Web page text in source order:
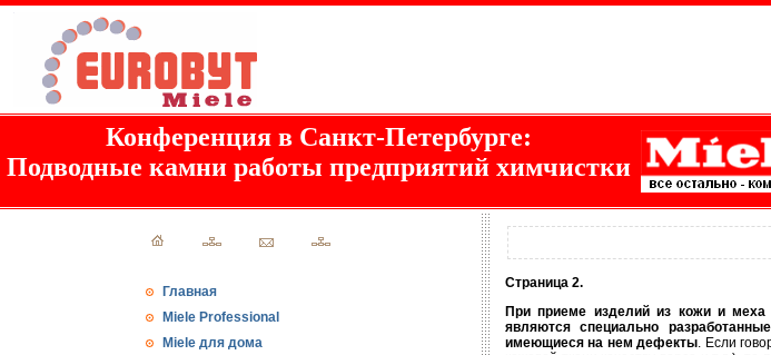
Конференция в Санкт-Петербурге:
Подводные камни работы предприятий химчистки
Главная
Miele Professional
Miele для дома
Страница 2.
При приеме изделий из кожи и меха
являются специально
имеющиеся на нем дефекты. Если